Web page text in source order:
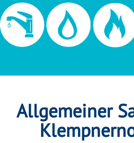
Allgemeiner